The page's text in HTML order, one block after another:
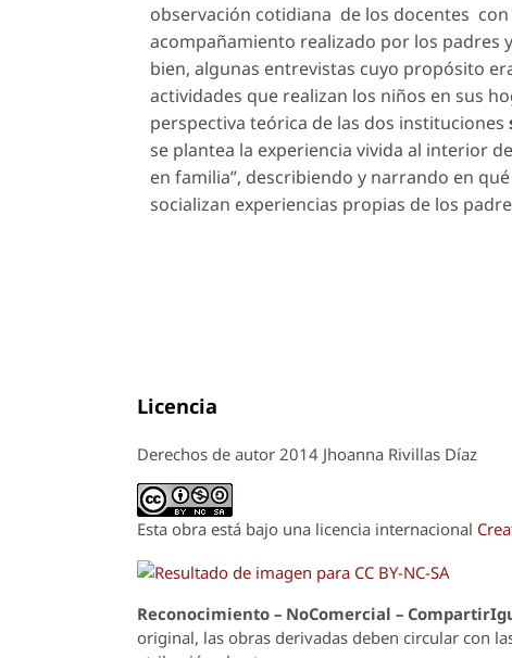
observación cotidiana de los docentes
acompañamiento realizado por los padres
bien, algunas entrevistas cuyo propósito
actividades que realizan los niños en sus
perspectiva teórica de las dos instituciones
se plantea la experiencia vivida al interior
en familia”, describiendo y narrando en
socializan experiencias propias de los
Licencia
Derechos de autor 2014 Jhoanna Rivillas Díaz
Esta obra está bajo una licencia internacional
Reconocimiento – NoComercial –
original, las obras derivadas deben circular con